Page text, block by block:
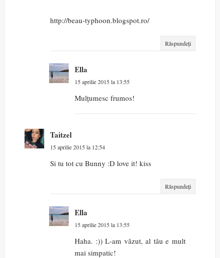
http://beau-typhoon.blogspot.ro/
Răspundeți
Ella
15 aprilie 2015 la 13:55
Mulțumesc frumos!
Taitzel
15 aprilie 2015 la 12:54
Si tu tot cu Bunny :D love it! kiss
Răspundeți
Ella
15 aprilie 2015 la 13:55
Haha. :)) L-am văzut, al tău e mult
mai simpatic!